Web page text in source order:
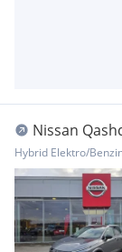
Nissan
Connecta+